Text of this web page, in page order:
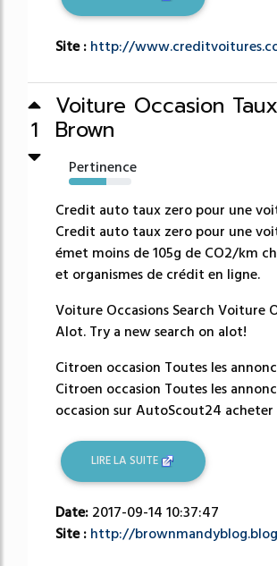
Site : http://
1
Voiture Occasion
Brown
Pertinence
60%
Credit auto taux zero pour une
Credit auto taux zero pour une
émet moins de 105g de CO2/km
et organismes de crédit en ligne.
Voiture Occasions Search Voiture
Alot. Try a new search on alot!
Citroen occasion Toutes les
Citroen occasion Toutes les
occasion sur AutoScout24 acheter
LIRE LA SUITE
Date: 2017-09-14 10:37:47
Site : http://